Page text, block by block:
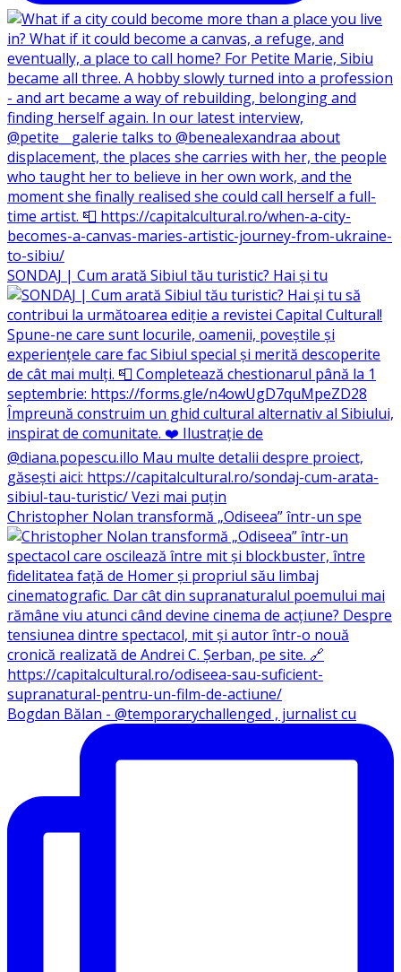
SONDAJ | Cum arată Sibiul tău turistic? Hai și tu
Christopher Nolan transformă „Odiseea” într-un spe
Bogdan Bălan - @temporarychallenged , jurnalist cu